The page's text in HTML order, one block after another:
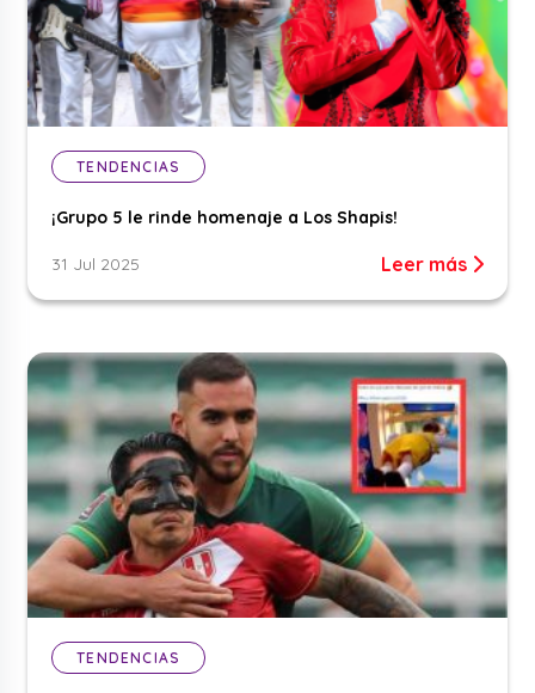
TENDENCIAS
¡Grupo 5 le rinde homenaje a Los Shapis!
31 Jul 2025 Leer más
TENDENCIAS